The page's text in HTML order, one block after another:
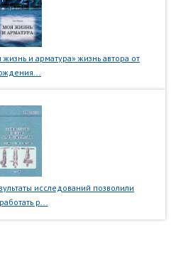
и арматура» жизнь автора от
исследований позволили
р...